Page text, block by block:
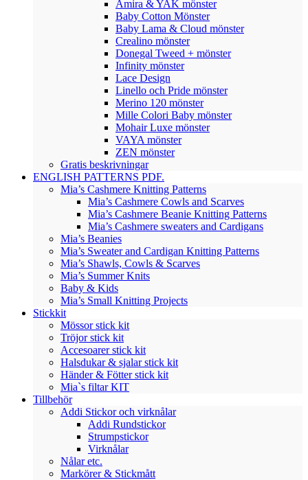
Amira & YAK mönster
Baby Cotton Mönster
Baby Lama & Cloud mönster
Crealino mönster
Donegal Tweed + mönster
Infinity mönster
Lace Design
Linello och Pride mönster
Merino 120 mönster
Mille Colori Baby mönster
Mohair Luxe mönster
VAYA mönster
ZEN mönster
Gratis beskrivningar
ENGLISH PATTERNS PDF.
Mia’s Cashmere Knitting Patterns
Mia’s Cashmere Cowls and Scarves
Mia’s Cashmere Beanie Knitting Patterns
Mia’s Cashmere sweaters and Cardigans
Mia’s Beanies
Mia’s Sweater and Cardigan Knitting Patterns
Mia’s Shawls, Cowls & Scarves
Mia’s Summer Knits
Baby & Kids
Mia’s Small Knitting Projects
Stickkit
Mössor stick kit
Tröjor stick kit
Accesoarer stick kit
Halsdukar & sjalar stick kit
Händer & Fötter stick kit
Mia`s filtar KIT
Tillbehör
Addi Stickor och virknålar
Addi Rundstickor
Strumpstickor
Virknålar
Nålar etc.
Markörer & Stickmått